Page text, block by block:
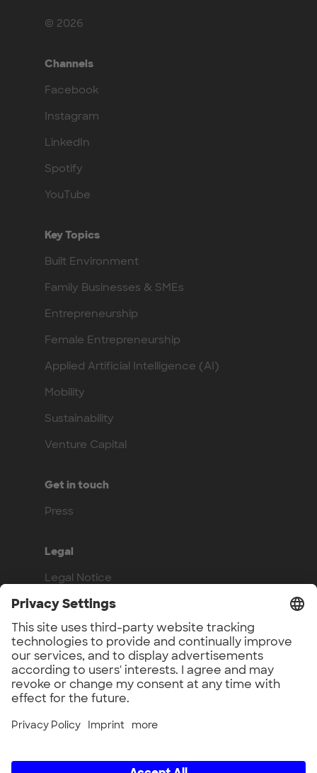
© 2026
Channels
Facebook
Instagram
LinkedIn
Spotify
YouTube
Key Topics
Built Environment
Family Businesses & SMEs
Entrepreneurship
Female Entrepreneurship
Applied Artificial Intelligence (AI)
Mobility
Sustainability
Venture Capital
Get in touch
Press
Legal
Legal Notice
Privacy Policy
Compliance
Work with us
Benefits
Vacancies